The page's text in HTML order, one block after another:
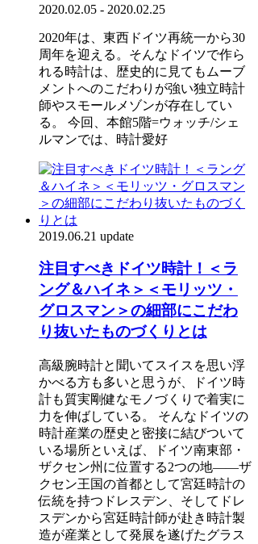
2020.02.05 - 2020.02.25
2020年は、東西ドイツ再統一から30
周年を迎える。そんなドイツで作ら
れる時計は、歴史的に見てもムーブ
メントへのこだわりが強い独立時計
師やスモールメゾンが存在してい
る。 今回、本館5階=ウォッチ/シェ
ルマンでは、時計愛好
2019.06.21 update
注目すべきドイツ時計！＜ラ
ング＆ハイネ＞＜モリッツ・
グロスマン＞の細部にこだわ
り抜いたものづくりとは
高級腕時計と聞いてスイスを思い浮
かべる方も多いと思うが、ドイツ時
計も質実剛健なモノづくりで着実に
力を伸ばしている。 そんなドイツの
時計産業の歴史と密接に結びついて
いる場所といえば、ドイツ南東部・
ザクセン州に位置する2つの地――ザ
クセン王国の首都として宮廷時計の
伝統を持つドレスデン、そしてドレ
スデンから宮廷時計師が赴き時計製
造が産業として発展を遂げたグラス